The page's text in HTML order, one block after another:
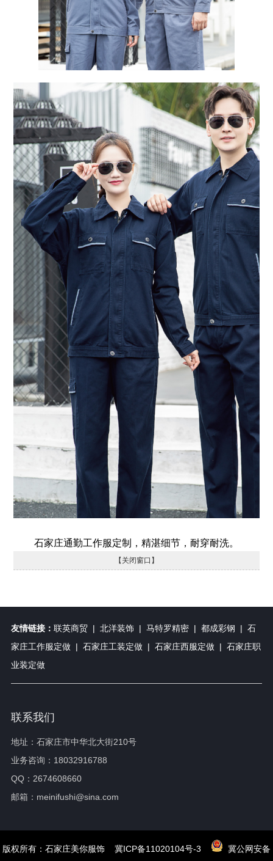
石家庄通勤工作服定制，精湛细节，耐穿耐洗。
【关闭窗口】
友情链接： 联英商贸| 北洋装饰| 马特罗精密| 都成彩钢 | 石
家庄工作服定做| 石家庄工装定做| 石家庄西服定做| 石家庄职
业装定做
联系我们
地址：石家庄市中华北大街210号
业务咨询：18032916788
QQ：2674608660
邮箱：meinifushi@sina.com
版权所有：石家庄美你服饰 冀ICP备11020104号-3 冀公网安备